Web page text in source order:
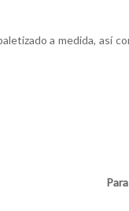
a medida, así